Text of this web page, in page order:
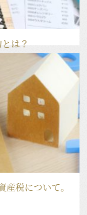
は？
税について。